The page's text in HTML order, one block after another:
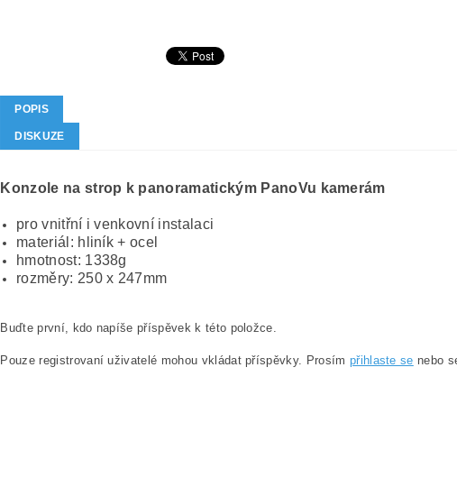
POPIS
DISKUZE
Konzole na strop k panoramatickým PanoVu kamerám
pro vnitřní i venkovní instalaci
materiál: hliník + ocel
hmotnost: 1338g
rozměry: 250 x 247mm
Buďte první, kdo napíše příspěvek k této položce.
Pouze registrovaní uživatelé mohou vkládat příspěvky. Prosím přihlaste se nebo